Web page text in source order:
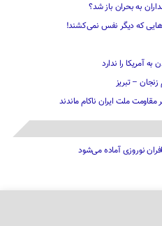
به بحران باز شد؟
آمریکا را ندارد
ملت ایران ناکام ماندند
نوروزی آماده می‌شود